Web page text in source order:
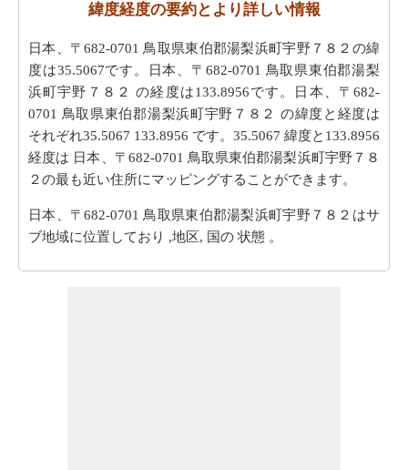
緯度経度の要約とより詳しい情報
日本、〒682-0701 鳥取県東伯郡湯梨浜町宇野７８２の緯
度は35.5067です。日本、〒682-0701 鳥取県東伯郡湯梨
浜町宇野７８２ の経度は133.8956です。日本、〒682-
0701 鳥取県東伯郡湯梨浜町宇野７８２ の緯度と経度は
それぞれ35.5067 133.8956 です。35.5067 緯度と133.8956
経度は 日本、〒682-0701 鳥取県東伯郡湯梨浜町宇野７８
２の最も近い住所にマッピングすることができます。
日本、〒682-0701 鳥取県東伯郡湯梨浜町宇野７８２はサ
ブ地域に位置しており ,地区, 国の 状態 。